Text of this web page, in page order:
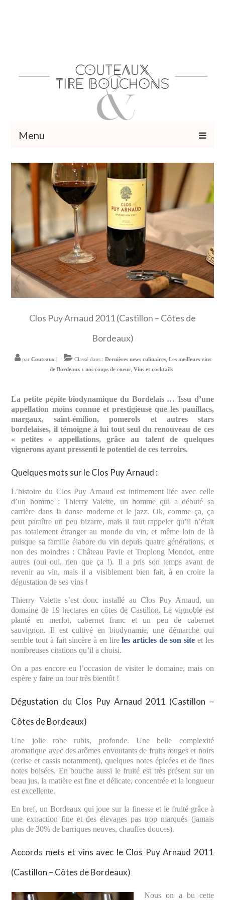
Menu
Recettes
Vins et cocktails
Restaurants – Sorties
Food Trotter
Clos Puy Arnaud 2011 (Castillon – Côtes de
Bordeaux)
par Couteaux | Classé dans : Dernières news culinaires, Les meilleurs vins
de Bordeaux : nos coups de coeur Vins et cocktails
La petite pépite biodynamique du Bordelais … Issu d’une
appellation moins connue et prestigieuse que les pauillacs,
margaux, saint-émilion, pomerols et autres stars
bordelaises, il témoigne à lui tout seul du renouveau de ces
« petites » appellations, grâce au talent de quelques
vignerons ayant pressenti le potentiel de ces terroirs.
Quelques mots sur le Clos Puy Arnaud :
L’histoire du Clos Puy Arnaud est intimement liée avec celle
d’un homme : Thierry Valette, un homme qui a débuté sa
carrière dans la danse moderne et le jazz. Ok, comme ça, ça
peut paraître un peu bizarre, mais il faut rappeler qu’il n’était
pas totalement étranger au monde du vin, et même loin de là
puisque sa famille élabore du vin depuis quatre générations, et
non des moindres : Château Pavie et Troplong Mondot, entre
autres (oui oui, rien que ça !). Il a pris son temps avant de
revenir au vin, mais il a visiblement bien fait, à en croire la
dégustation de ses vins !
Thierry Valette s’est donc installé au Clos Puy Arnaud, un
domaine de 19 hectares en côtes de Castillon. Le vignoble est
planté en merlot, cabernet franc et un peu de cabernet
sauvignon. Il est cultivé en biodynamie, une démarche qui
semble tout à fait sincère à en lireles articles de son siteet les
nombreuses citations qu’il a choisi.
On a pas encore eu l’occasion de visiter le domaine, mais on
espère y faire un tour très bientôt !
Dégustation du Clos Puy Arnaud 2011 (Castillon –
Côtes de Bordeaux)
Une jolie robe rubis, profonde. Une belle complexité
aromatique avec des arômes envoutants de fruits rouges et noirs
(cerise et cassis notamment), quelques notes épicées et de fines
notes boisées. En bouche aussi le fruité est très présent sur un
beau jus, la matière est fine et délicate, concentrée et la longueur
est excellente.
En bref, un Bordeaux qui joue sur la finesse et le fruité grâce à
une extraction fine et des élevages pas trop marqués (jamais
plus de 30% de barriques neuves, chauffes douces).
Accords mets et vins avec le Clos Puy Arnaud 2011
(Castillon – Côtes de Bordeaux)
Nous on a bu cette